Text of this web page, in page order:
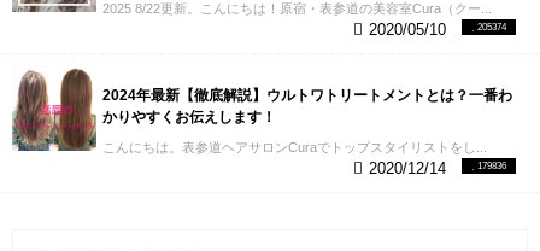
2025 8/22更新。こんにちは！原宿・表参道の美容室Cura（クー...
205374
2020/05/10
2024年最新【徹底解説】ウルトワトリートメントとは？一番わ
かりやすくお伝えします！
こんにちは。表参道ヘアサロンCuraでトップスタイリストをし...
179836
2020/12/14